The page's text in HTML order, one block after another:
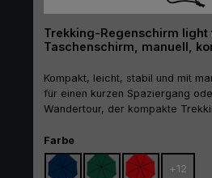
Trekking-Regenschirm light
Taschenschirm, manuell,
Kompakt, leicht, stabil und mit
für einen kurzen Spaziergang
Wandertour, der kompakte
Witterung unbeständig ist.
glasfaserverstärkten Gestells und
robusten Schafts ist der
Farbeauswählen
+ 12